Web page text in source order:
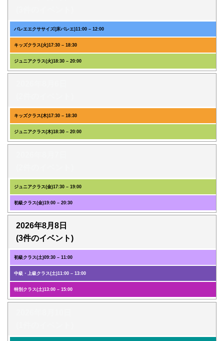
バレエエクササイズ(床バレエ)11:00 – 12:00
キッズクラス(火)17:30 – 18:30
ジュニアクラス(火)18:30 – 20:00
キッズクラス(木)17:30 – 18:30
ジュニアクラス(木)18:30 – 20:00
ジュニアクラス(金)17:30 – 19:00
初級クラス(金)19:00 – 20:30
2026年8月8日
(3件のイベント)
初級クラス(土)09:30 – 11:00
中級・上級クラス(土)11:00 – 13:00
特別クラス(土)13:00 – 15:00